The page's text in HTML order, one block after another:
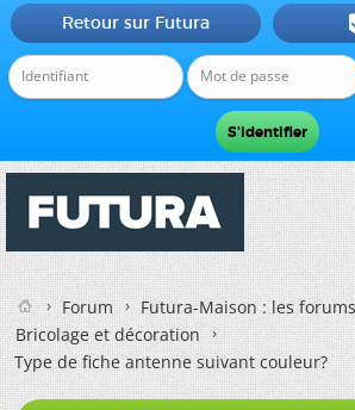
Retour sur Futura
Forum
Futura-Maison : les
Bricolage et décoration
Type de fiche antenne suivant couleur?